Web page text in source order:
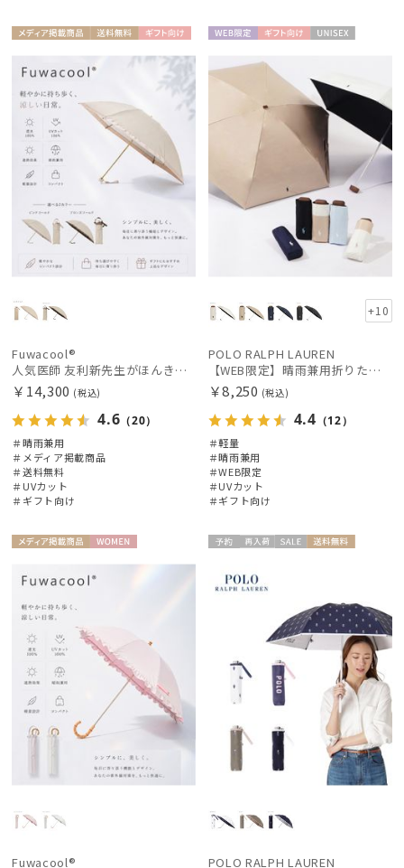
載商品
料
向け
Fuwacool®
人気医師 友利新先生がほんきで作った”絶対に忘れない誰でも日傘” 55【晴雨兼用折りたたみ日傘】フワクール® (Fuwacool®) 雨の日OK 軽量 遮光100% UV100%
￥14,300 (税込)
4.6 （20）
＃晴雨兼用
＃メディア掲載商品
＃送料無料
＃UVカット
＃ギフト向け
定
向け
+10
POLO RALPH LAUREN
【WEB限定】晴雨兼用折りたたみ日傘 ポロ ラルフ ローレン ポロポニー刺繍 POLO BEAR 雨の日OK 遮光100% 遮熱 簡単開閉 UV100% 晴雨兼用
￥8,250 (税込)
4.4 （12）
＃軽量
＃晴雨兼用
＃WEB限定
＃UVカット
＃ギフト向け
載商品
N
Fuwacool®
荷
ギフト
向け
N
POLO RALPH LAUREN